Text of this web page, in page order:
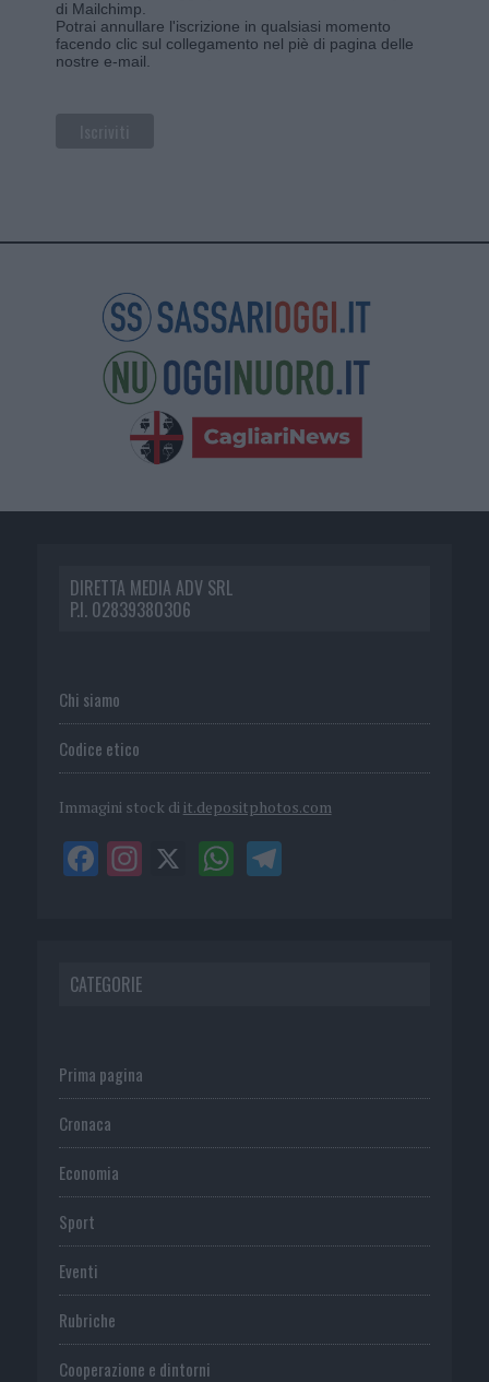
di Mailchimp
Potrai annullare l'iscrizione in qualsiasi momento
facendo clic sul collegamento nel piè di pagina delle
nostre e-mail.
DIRETTA MEDIA ADV SRL
P.I. 02839380306
Chi siamo
Codice etico
Immagini stock di it.depositphotos.com
CATEGORIE
Prima pagina
Cronaca
Economia
Sport
Eventi
Rubriche
Cooperazione e dintorni